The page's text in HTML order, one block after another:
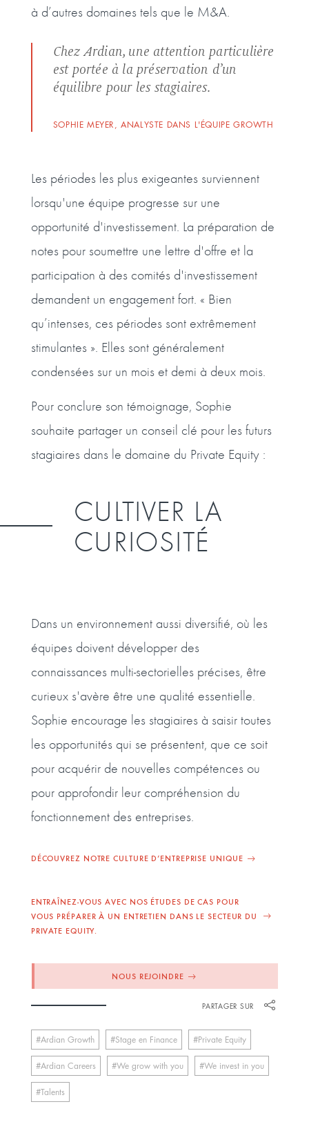
à d’autres domaines tels que le M&A.
Chez Ardian, une attention particulière
est portée à la préservation d’un
équilibre pour les stagiaires.
SOPHIE MEYER, ANALYSTE DANS L'ÉQUIPE GROWTH
Les périodes les plus exigeantes surviennent
lorsqu'une équipe progresse sur une
opportunité d'investissement. La préparation de
notes pour soumettre une lettre d'offre et la
participation à des comités d'investissement
demandent un engagement fort. « Bien
qu’intenses, ces périodes sont extrêmement
stimulantes ». Elles sont généralement
condensées sur un mois et demi à deux mois.
Pour conclure son témoignage, Sophie
souhaite partager un conseil clé pour les futurs
stagiaires dans le domaine du Private Equity :
CULTIVER LA
CURIOSITÉ
Dans un environnement aussi diversifié, où les
équipes doivent développer des
connaissances multi-sectorielles précises, être
curieux s'avère être une qualité essentielle.
Sophie encourage les stagiaires à saisir toutes
les opportunités qui se présentent, que ce soit
pour acquérir de nouvelles compétences ou
pour approfondir leur compréhension du
fonctionnement des entreprises.
DÉCOUVREZ NOTRE CULTURE D’ENTREPRISE UNIQUE
ENTRAÎNEZ-VOUS AVEC NOS ÉTUDES DE CAS POUR
VOUS PRÉPARER À UN ENTRETIEN DANS LE SECTEUR DU
PRIVATE EQUITY.
NOUS REJOINDRE
PARTAGER SUR
Ardian Growth Stage en Finance Private Equity
Ardian Careers We grow with you We invest in you
Talents